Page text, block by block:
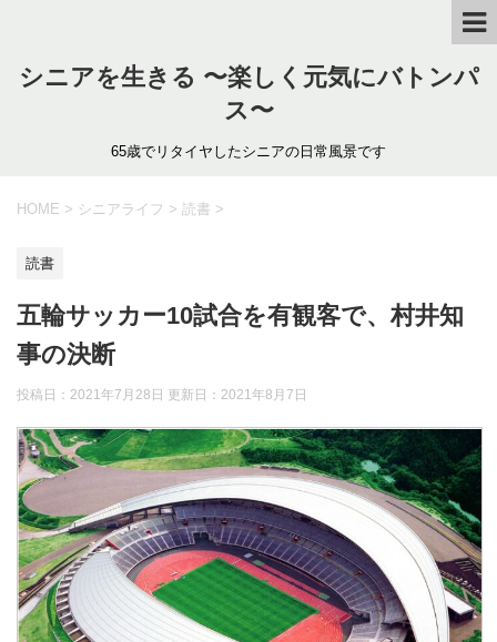
シニアを生きる 〜楽しく元気にバトンパ
ス〜
65歳でリタイヤしたシニアの日常風景です
HOME > シニアライフ > 読書 >
読書
五輪サッカー10試合を有観客で、村井知
事の決断
投稿日：2021年7月28日 更新日： 2021年8月7日